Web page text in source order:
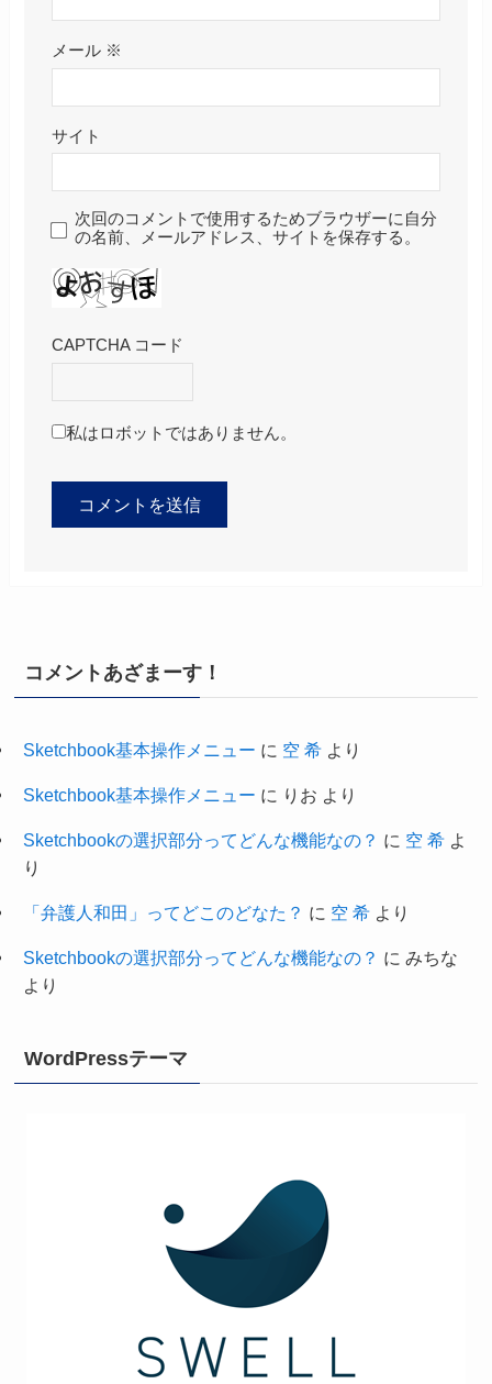
メール ※
サイト
次回のコメントで使用するためブラウザーに自分
の名前、メールアドレス、サイトを保存する。
CAPTCHA コード
私はロボットではありません。
コメントあざまーす！
Sketchbook基本操作メニュー に 空 希 より
Sketchbook基本操作メニュー に りお より
Sketchbookの選択部分ってどんな機能なの？ に 空 希 よ
り
「弁護人和田」ってどこのどなた？ に 空 希 より
Sketchbookの選択部分ってどんな機能なの？ にみちな
より
WordPressテーマ